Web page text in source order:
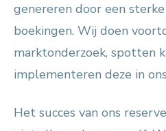
genereren door een
boekingen. Wij doen
marktonderzoek, spotten
implementeren deze in
Het succes van ons